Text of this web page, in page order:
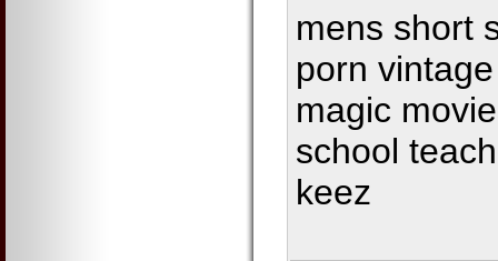
mens short
porn
magic
school
keez